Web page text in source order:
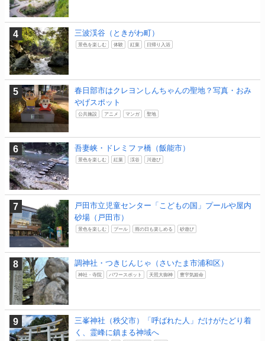
三波渓谷（ときがわ町）
景色を楽しむ 体験 紅葉 日帰り入浴
春日部市はクレヨンしんちゃんの聖地？写真・おみ
やげスポット
公共施設 アニメ マンガ 聖地
吾妻峡・ドレミファ橋（飯能市）
景色を楽しむ 紅葉 渓谷 川遊び
戸田市立児童センター「こどもの国」プールや屋内
砂場（戸田市）
景色を楽しむ プール 雨の日も楽しめる 砂遊び
調神社・つきじんじゃ（さいたま市浦和区）
神社・寺院 パワースポット 天照大御神 豊宇気姫命
三峯神社（秩父市）「呼ばれた人」だけがたどり着
く、霊峰に鎮まる神域へ